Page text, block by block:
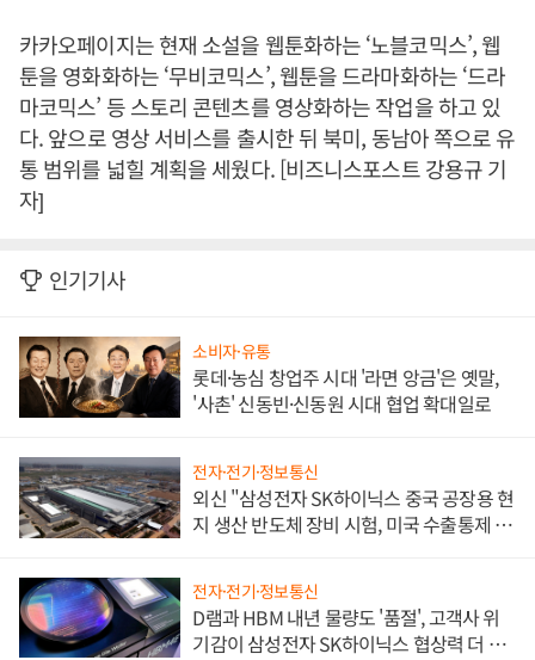
카카오페이지는 현재 소설을 웹툰화하는 ‘노블코믹스’, 웹
툰을 영화화하는 ‘무비코믹스’, 웹툰을 드라마화하는 ‘드라
마코믹스’ 등 스토리 콘텐츠를 영상화하는 작업을 하고 있
다. 앞으로 영상 서비스를 출시한 뒤 북미, 동남아 쪽으로 유
통 범위를 넓힐 계획을 세웠다. [비즈니스포스트 강용규 기
자]
인기기사
소비자·유통
롯데·농심 창업주 시대 '라면 앙금'은 옛말,
'사촌' 신동빈·신동원 시대 협업 확대일로
전자·전기·정보통신
외신 "삼성전자 SK하이닉스 중국 공장용 현
지 생산 반도체 장비 시험, 미국 수출통제 대
전자·전기·정보통신
D램과 HBM 내년 물량도 '품절', 고객사 위
기감이 삼성전자 SK하이닉스 협상력 더 키